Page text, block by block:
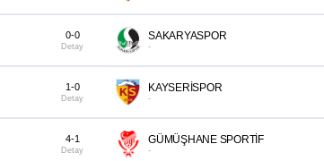
0-0
Detay
SAKARYASPOR
-
1-0
Detay
KAYSERİSPOR
-
4-1
Detay
GÜMÜŞHANE SPORTİF
-